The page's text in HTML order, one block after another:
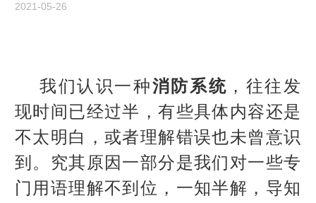
2021-05-26
我们认识一种消防系统 ，往往发
现时间已经过半，有些具体内容还是
不太明白，或者理解错误也未曾意识
到。究其原因一部分是我们对一些专
门用语理解不到位，一知半解，导知